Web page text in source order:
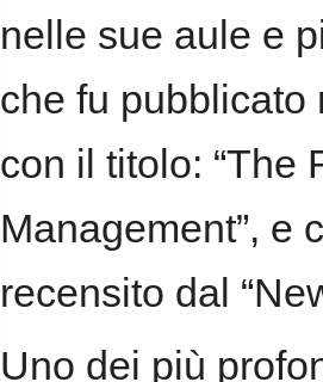
nelle sue aule e
che fu pubblicato
con il titolo: “The
Management”, e
recensito dal
Uno dei più